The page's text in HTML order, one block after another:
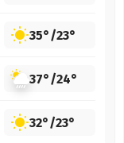
35°/23°
37°/24°
32°/23°